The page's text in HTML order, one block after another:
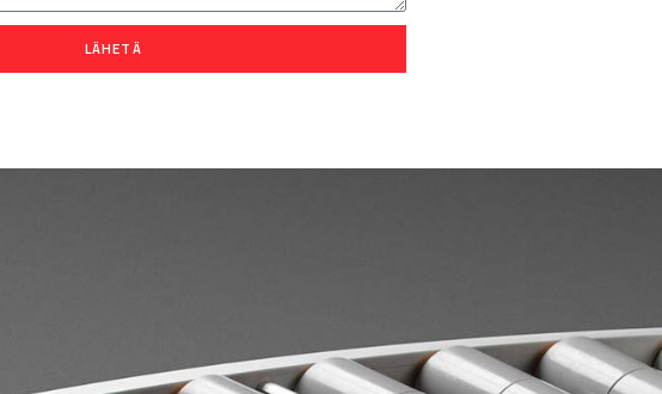
LÄHETÄ